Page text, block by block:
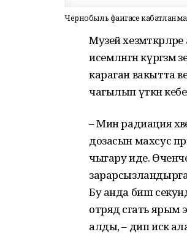
Чернобыль фаҗигасе
Музей
исемләнгән
караган вакытта
чагылып үткән
– Мин радиация
дозасын махсус
чыгару иде.
Бу анда биш
отряд сәгать ярым
алды, – дип искә